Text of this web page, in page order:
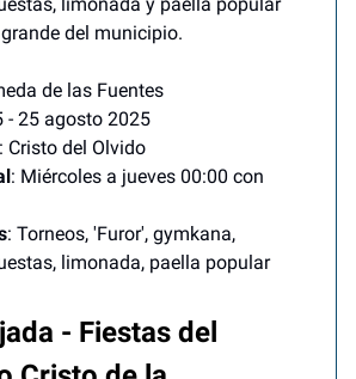
del municipio.
de las Fuentes
- 25 agosto 2025
: Cristo del Olvido
: Miércoles a jueves 00:00 con
: Torneos, 'Furor', gymkana,
limonada, paella popular
- Fiestas del